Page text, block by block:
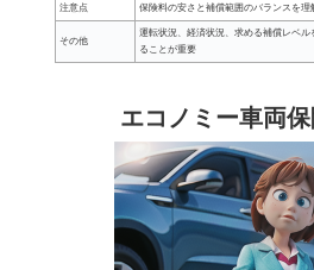
注意点 保険料の安さと補償範囲のバランスを理
その他
運転状況、経済状況、求める補償レベ
ることが重要
エコノミー車両